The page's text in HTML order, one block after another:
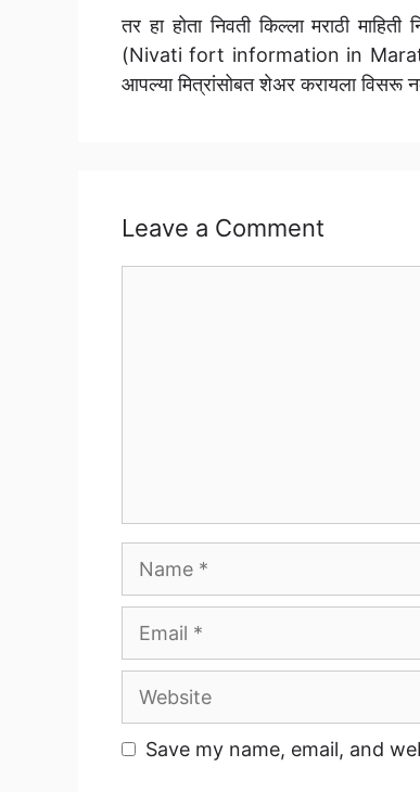
तर हा होता निवती किल्ला मराठी
(Nivati fort information in
आपल्या मित्रांसोबत शेअर करायला विसरू
Leave a Comment
Website
Save my name, email, and